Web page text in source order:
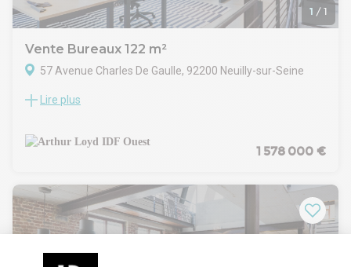
1 / 1
Vente Bureaux 122 m²
57 Avenue Charles De Gaulle, 92200 Neuilly-sur-Seine
À Neuilly-sur-Seine, à proximité immédiate de Paris et du
immeuble haussmannien de 1860 de très bon standing.
D'une surface de 122 m² non divisibles, ces espaces
optimale grâce à la station RER C Porte Maillot, au métro
ligne 1 à seulement trois minutes à pied, ainsi qu'aux bus 73,
N11 et N24.
Lire plus
1 578 000 €